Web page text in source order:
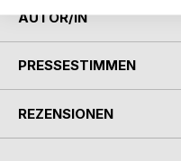
AUTOR/IN
PRESSESTIMMEN
REZENSIONEN